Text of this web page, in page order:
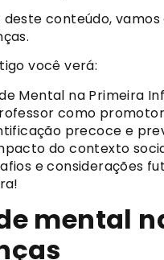
deste conteúdo,
você verá:
Mental na Primeira
como
precoce e
do contexto
e considerações
mental